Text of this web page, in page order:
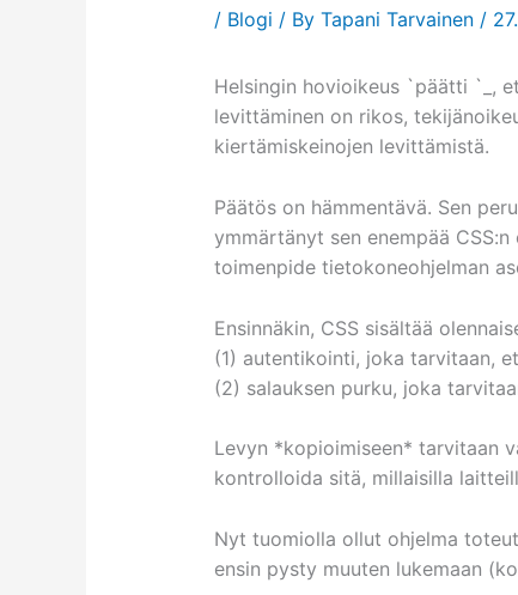
/ Blogi / By Tapani Tarvainen /
Helsingin hovioikeus `päätti `_,
levittäminen on rikos,
kiertämiskeinojen levittämistä.
Päätös on hämmentävä. Sen
ymmärtänyt sen enempää
toimenpide tietokoneohjelman
Ensinnäkin, CSS sisältää
(1) autentikointi, joka tarvitaan,
(2) salauksen purku, joka
Levyn *kopioimiseen* tarvitaan
kontrolloida sitä, millaisilla
Nyt tuomiolla ollut ohjelma
ensin pysty muuten lukemaan